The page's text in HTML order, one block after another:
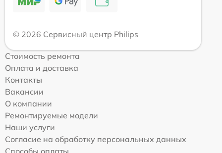
© 2026 Сервисный центр Philips
Стоимость ремонта
Оплата и доставка
Контакты
Вакансии
О компании
Ремонтируемые модели
Наши услуги
Согласие на обработку персональных данных